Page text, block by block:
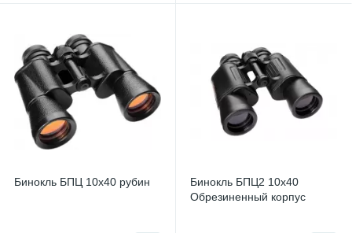
Бинокль БПЦ 10x40 рубин
Бинокль БПЦ2 10x40
Обрезиненный корпус